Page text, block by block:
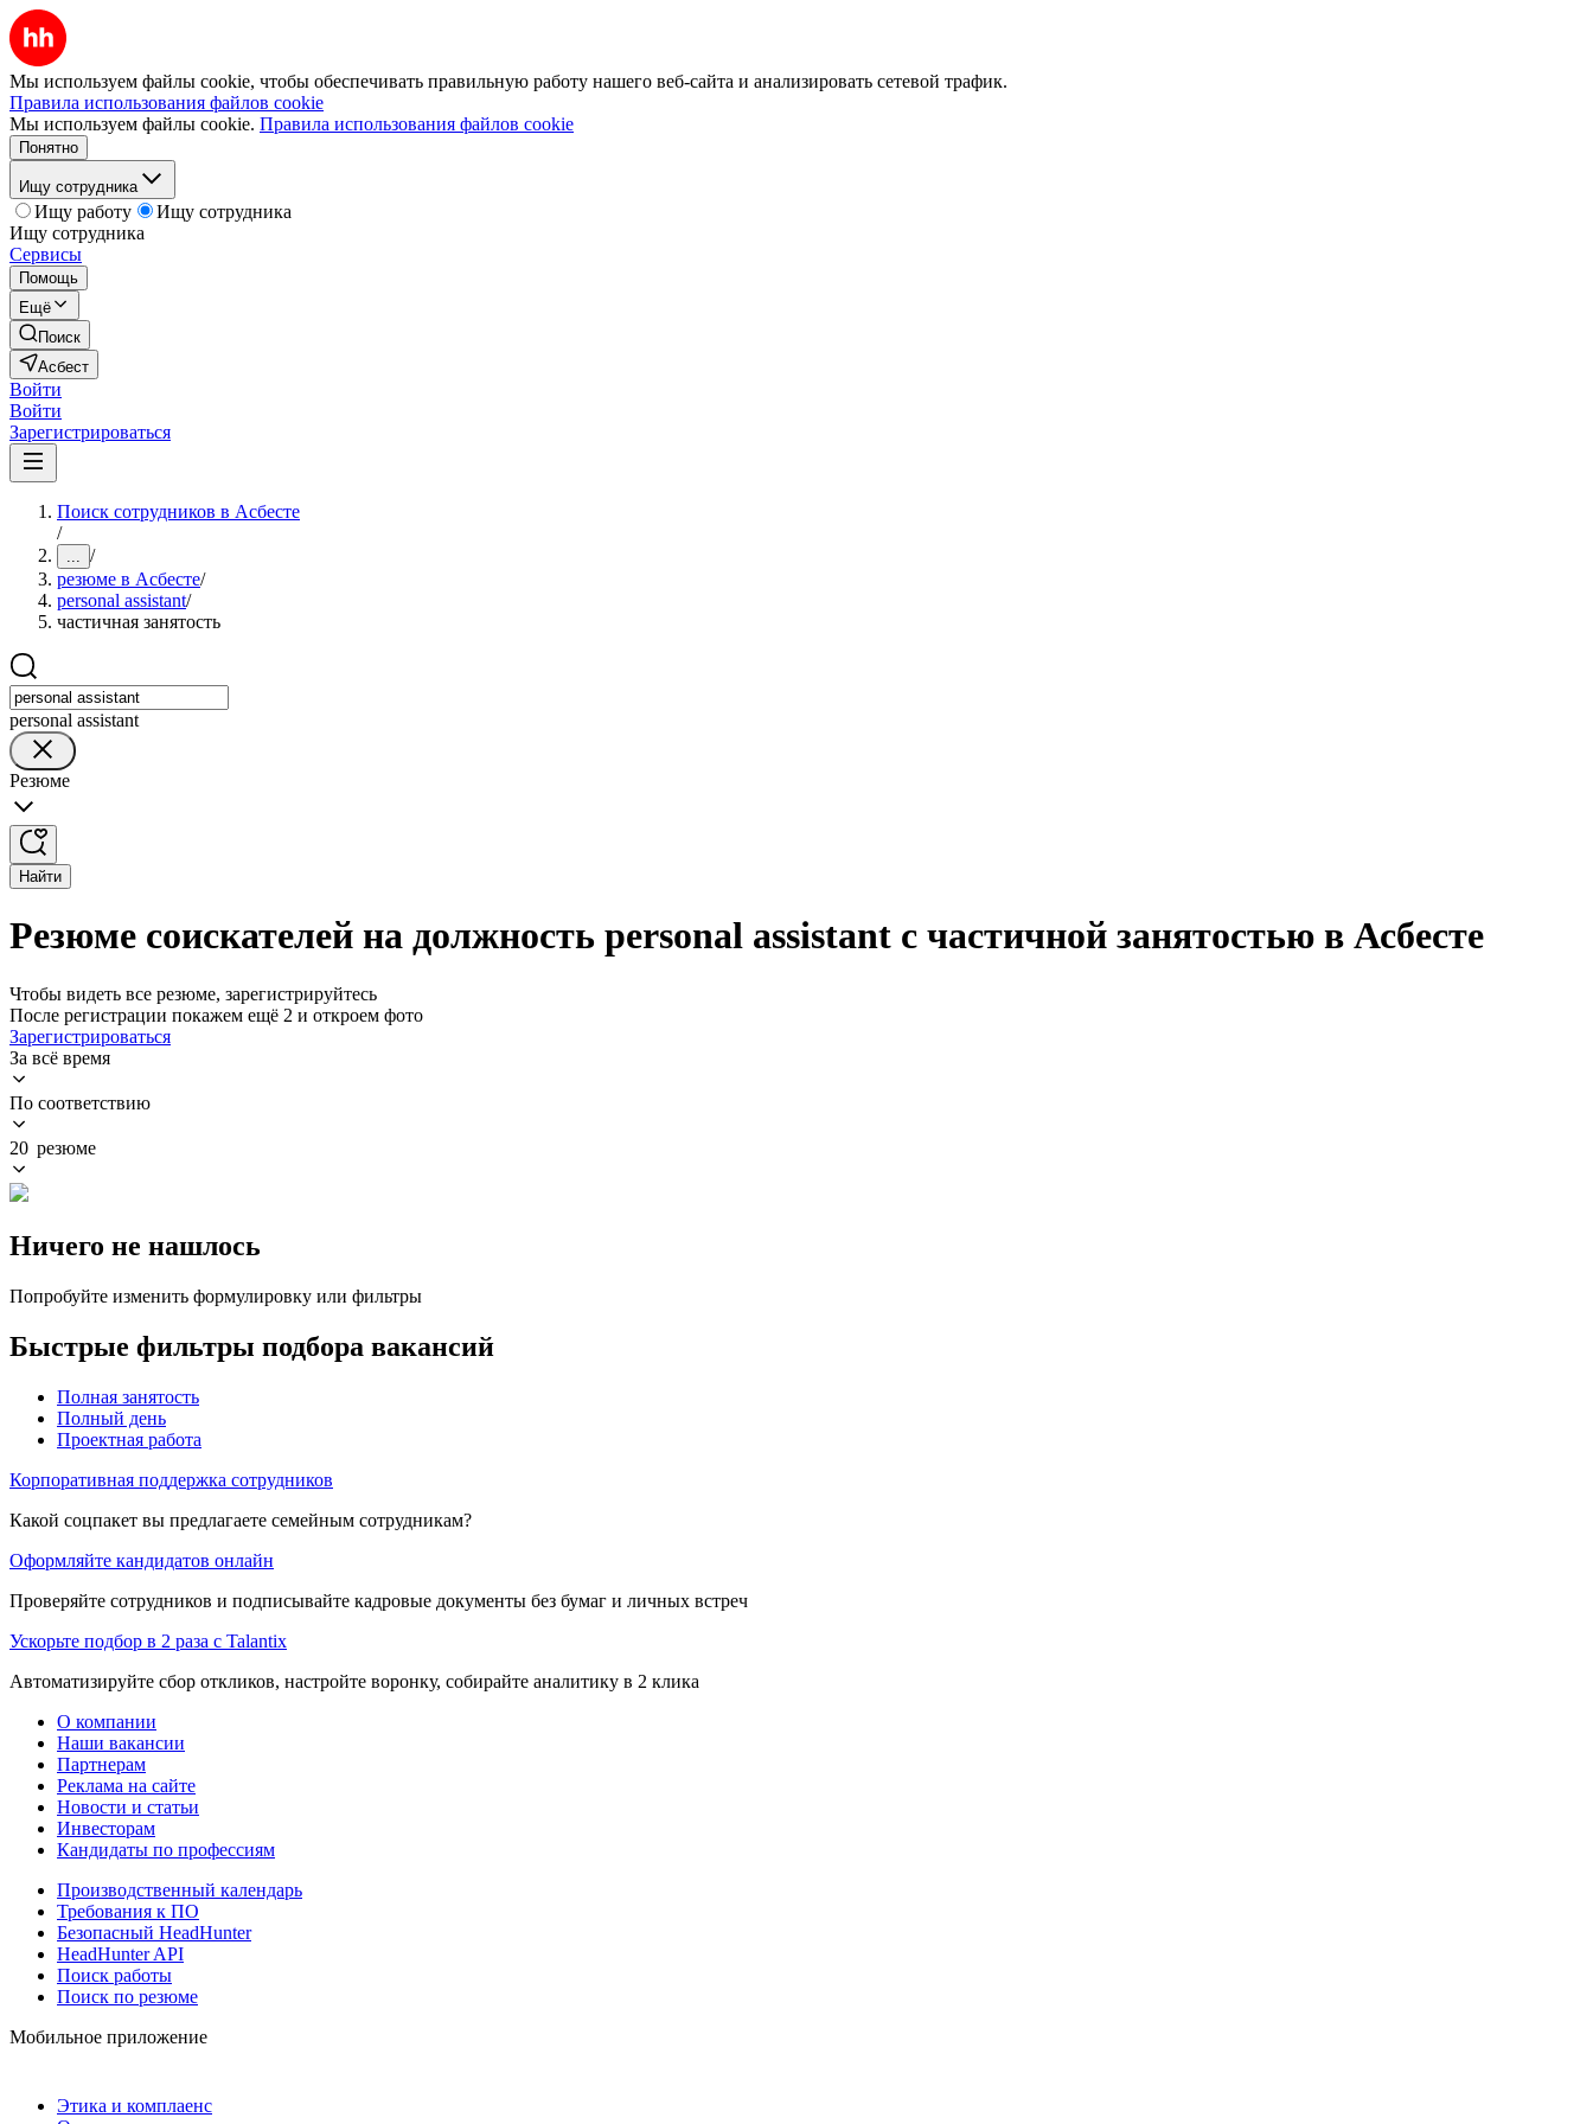
Мы используем файлы cookie, чтобы обеспечивать правильную работу нашего веб-сайта и анализировать сетевой трафик.
Правила использования файлов cookie
Мы используем файлы cookie. Правила использования файлов cookie
Понятно
Ищу сотрудника
Ищу работу
Ищу сотрудника
Ищу сотрудника
Сервисы
Помощь
Ещё
Поиск
Асбест
Войти
Войти
Зарегистрироваться
Поиск сотрудников в Асбесте
/
... /
резюме в Асбесте/
personal assistant/
частичная занятость
personal assistant
Резюме
Найти
Резюме соискателей на должность personal assistant с частичной занятостью в Асбесте
Чтобы видеть все резюме, зарегистрируйтесь
После регистрации покажем ещё 2 и откроем фото
Зарегистрироваться
За всё время
По соответствию
20 резюме
Ничего не нашлось
Попробуйте изменить формулировку или фильтры
Быстрые фильтры подбора вакансий
Полная занятость
Полный день
Проектная работа
Корпоративная поддержка сотрудников
Какой соцпакет вы предлагаете семейным сотрудникам?
Оформляйте кандидатов онлайн
Проверяйте сотрудников и подписывайте кадровые документы без бумаг и личных встреч
Ускорьте подбор в 2 раза с Talantix
Автоматизируйте сбор откликов, настройте воронку, собирайте аналитику в 2 клика
О компании
Наши вакансии
Партнерам
Реклама на сайте
Новости и статьи
Инвесторам
Кандидаты по профессиям
Производственный календарь
Требования к ПО
Безопасный HeadHunter
HeadHunter API
Поиск работы
Поиск по резюме
Мобильное приложение
Этика и комплаенс